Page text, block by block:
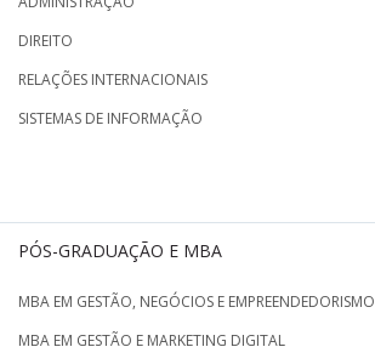
DIREITO
RELAÇÕES INTERNACIONAIS
SISTEMAS DE INFORMAÇÃO
PÓS-GRADUAÇÃO E MBA
MBA EM GESTÃO, NEGÓCIOS E EMPREENDEDORISMO
MBA EM GESTÃO E MARKETING DIGITAL